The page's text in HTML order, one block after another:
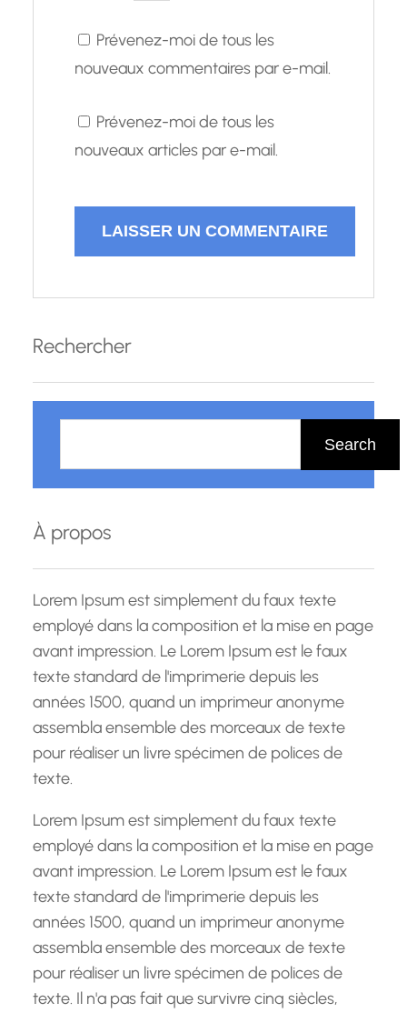
Prévenez-moi de tous les
nouveaux commentaires par e-mail.
Prévenez-moi de tous les
nouveaux articles par e-mail.
Rechercher
h
r
c
h
Search
À propos
Lorem Ipsum est simplement du faux texte
employé dans la composition et la mise en page
avant impression. Le Lorem Ipsum est le faux
texte standard de l'imprimerie depuis les
années 1500, quand un imprimeur anonyme
assembla ensemble des morceaux de texte
pour réaliser un livre spécimen de polices de
texte.
Lorem Ipsum est simplement du faux texte
employé dans la composition et la mise en page
avant impression. Le Lorem Ipsum est le faux
texte standard de l'imprimerie depuis les
années 1500, quand un imprimeur anonyme
assembla ensemble des morceaux de texte
pour réaliser un livre spécimen de polices de
texte. Il n'a pas fait que survivre cinq siècles,